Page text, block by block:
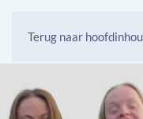
Terug naar